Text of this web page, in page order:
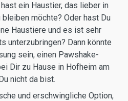
ein Haustier, das lieber in
möchte? Oder hast Du
Haustiere und es ist sehr
unterzubringen? Dann könnte
sein, einen Pawshake-
Dir zu Hause in Hofheim am
nicht da bist.
und erschwingliche Option,